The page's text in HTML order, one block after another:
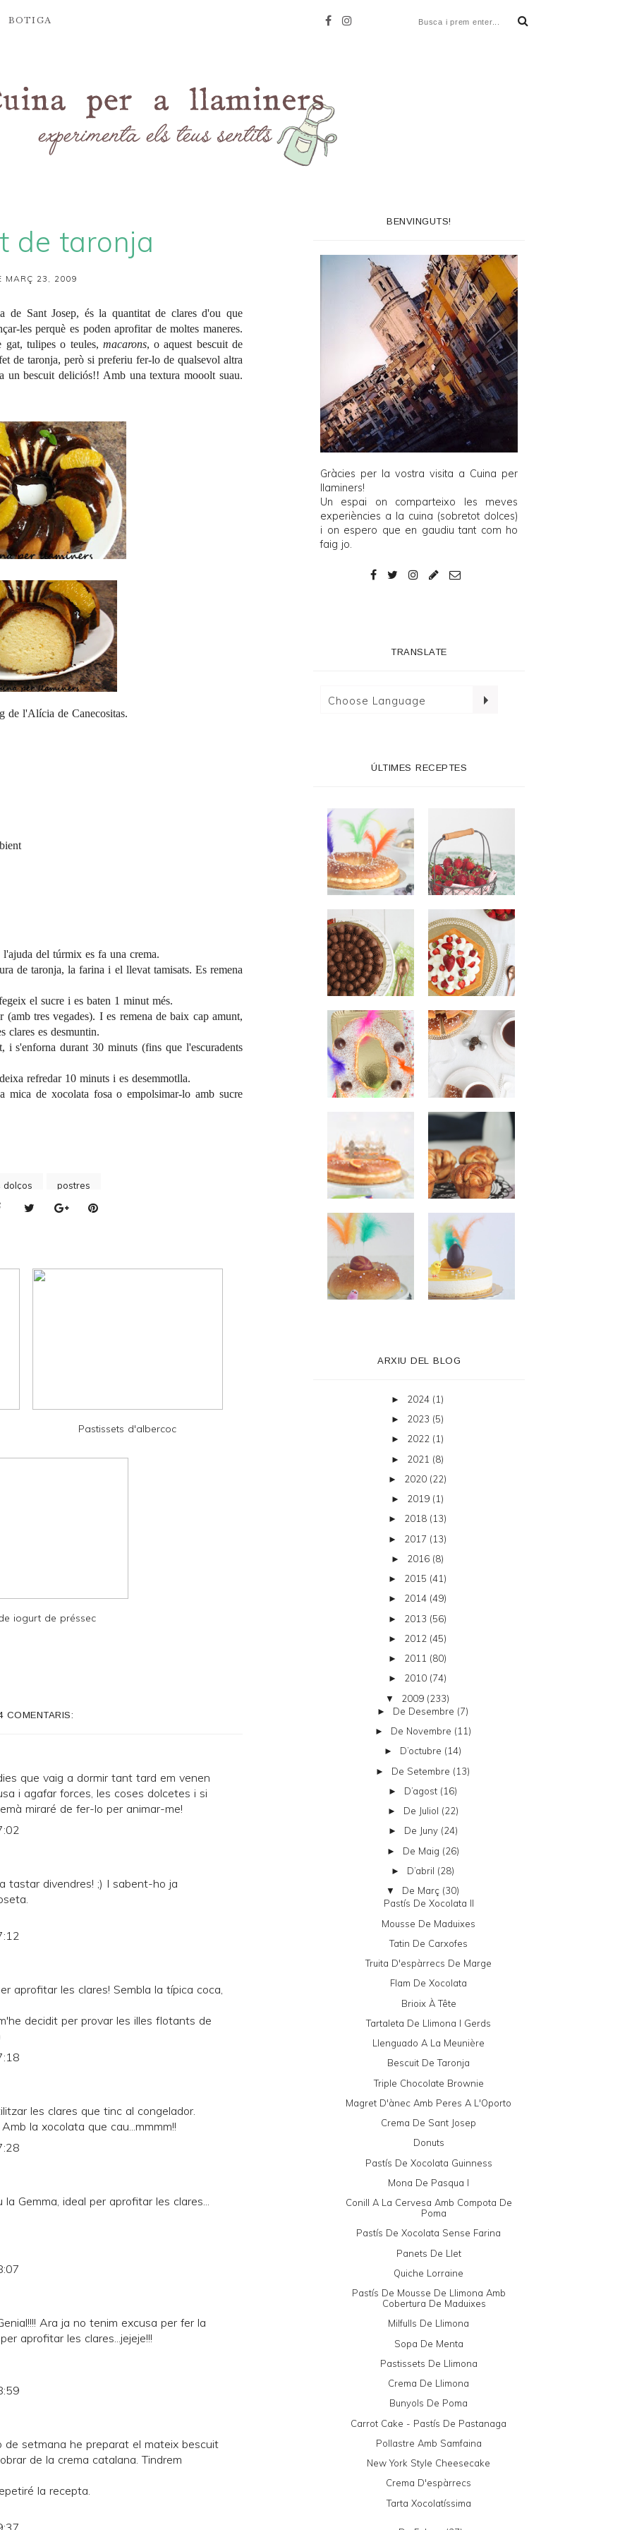
BOTIGA
de taronja
MARÇ 23, 2009
de Sant Josep, és la quantitat de clares d'ou que
les perquè es poden aprofitar de moltes maneres.
gat, tulipes o teules, macarons, o aquest bescuit de
de taronja, però si preferiu fer-lo de qualsevol altra
un bescuit deliciós!! Amb una textura mooolt suau.
de l'Alícia de Canecositas.
del túrmix es fa una crema.
de taronja, la farina i el llevat tamisats. Es remena
el sucre i es baten 1 minut més.
(amb tres vegades). I es remena de baix cap amunt,
clares es desmuntin.
i s'enforna durant 30 minuts (fins que l'escuradents
refredar 10 minuts i es desemmotlla.
mica de xocolata fosa o empolsimar-lo amb sucre
dolços postres
Pastissets d'albercoc
iogurt de préssec
COMENTARIS:
que vaig a dormir tant tard em venen
i agafar forces, les coses dolcetes i si
miraré de fer-lo per animar-me!
tastar divendres! ;) I sabent-ho ja
aprofitar les clares! Sembla la típica coca,
decidit per provar les illes flotants de
les clares que tinc al congelador.
la xocolata que cau...mmmm!!
Gemma, ideal per aprofitar les clares...
Ara ja no tenim excusa per fer la
aprofitar les clares...jejeje!!!
de setmana he preparat el mateix bescuit
de la crema catalana. Tindrem
la recepta.
BENVINGUTS!
Gràcies per la vostra visita a Cuina per
llaminers!
Un espai on comparteixo les meves
experiències a la cuina (sobretot dolces)
i on espero que en gaudiu tant com ho
faig jo.
TRANSLATE
ÚLTIMES RECEPTES
ARXIU DEL BLOG
► 2024 (1)
► 2023 (5)
► 2022 (1)
► 2021 (8)
► 2020 (22)
► 2019 (1)
► 2018 (13)
► 2017 (13)
► 2016 (8)
► 2015 (41)
► 2014 (49)
► 2013 (56)
► 2012 (45)
► 2011 (80)
► 2010 (74)
▼ 2009 (233)
► De Desembre (7)
► De Novembre (11)
► D’octubre (14)
► De Setembre (13)
► D’agost (16)
► De Juliol (22)
► De Juny (24)
► De Maig (26)
► D’abril (28)
▼ De Març (30)
Pastís De Xocolata II
Mousse De Maduixes
Tatin De Carxofes
Truita D'espàrrecs De Marge
Flam De Xocolata
Brioix À Tête
Tartaleta De Llimona I Gerds
Llenguado A La Meunière
Bescuit De Taronja
Triple Chocolate Brownie
Magret D'ànec Amb Peres A L'Oporto
Crema De Sant Josep
Donuts
Pastís De Xocolata Guinness
Mona De Pasqua I
Conill A La Cervesa Amb Compota De
Poma
Pastís De Xocolata Sense Farina
Panets De Llet
Quiche Lorraine
Pastís De Mousse De Llimona Amb
Cobertura De Maduixes
Milfulls De Llimona
Sopa De Menta
Pastissets De Llimona
Crema De Llimona
Bunyols De Poma
Carrot Cake - Pastís De Pastanaga
Pollastre Amb Samfaina
New York Style Cheesecake
Crema D'espàrrecs
Tarta Xocolatíssima